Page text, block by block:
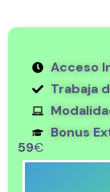
Acceso
Trabaja
Bonus
59€